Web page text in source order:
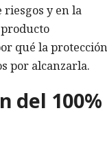
y en la
qué la protección
por alcanzarla.
del 100%